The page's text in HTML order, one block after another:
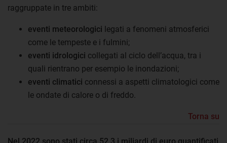
raggruppate in tre ambiti:
eventi meteorologici legati a fenomeni atmosferici
come le tempeste e i fulmini;
eventi idrologici collegati al ciclo dell’acqua, tra i
quali rientrano per esempio le inondazioni;
eventi climatici connessi a aspetti climatologici come
le ondate di calore o di freddo.
Torna su
Nel 2022 sono stati circa 52,3 i miliardi di euro quantificati